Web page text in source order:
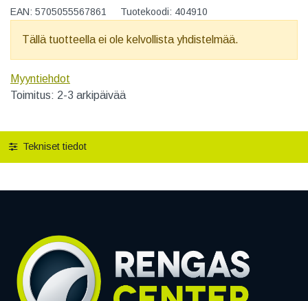
EAN: 5705055567861 Tuotekoodi: 404910
Tällä tuotteella ei ole kelvollista yhdistelmää.
Myyntiehdot
Toimitus: 2-3 arkipäivää
Tekniset tiedot